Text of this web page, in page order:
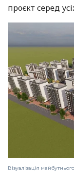
проєкт серед
Візуалізація